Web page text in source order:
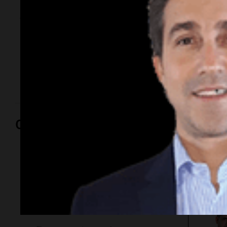
jueves 6 de agosto
El Servicio Meteorológico Nacional emitió alertas por
tormentas para el AMBA. Se esperan lluvias fuertes
durante todo el jueves, con temperaturas de entre 9 y
16 grados, y un marcado descenso térmico para el
Opinión
Por